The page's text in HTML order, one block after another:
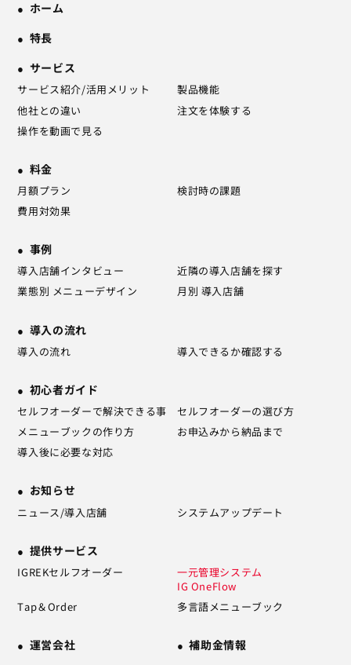
ホーム
特長
サービス
サービス紹介/活用メリット
製品機能
他社との違い
注文を体験する
操作を動画で見る
料金
月額プラン
検討時の課題
費用対効果
事例
導入店舗インタビュー
近隣の導入店舗を探す
業態別 メニューデザイン
月別 導入店舗
導入の流れ
導入の流れ 導入できるか確認する
初心者ガイド
セルフオーダーで解決できる事
セルフオーダーの選び方
メニューブックの作り方
お申込みから納品まで
導入後に必要な対応
お知らせ
ニュース/導入店舗 システムアップデート
提供サービス
IGREKセルフオーダー
一元管理システム
IG OneFlow
Tap＆Order
多言語メニューブック
運営会社 補助金情報